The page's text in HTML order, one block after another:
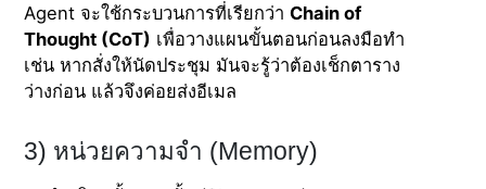
Agent จะใช้กระบวนการที่เรียกว่าChain of
Thought (CoT) เพื่อวางแผนขั้นตอนก่อนลงมือทำ
เช่น หากสั่งให้นัดประชุม มันจะรู้ว่าต้องเช็กตาราง
ว่างก่อน แล้วจึงค่อยส่งอีเมล
3) หน่วยความจำ (Memory)